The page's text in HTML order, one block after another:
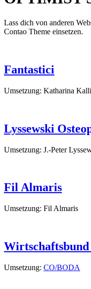
Lass dich von anderen
Contao Theme einsetzen.
Fantastici
Umsetzung: Katharina
Lyssewski
Umsetzung: J.-Peter
Fil Almaris
Umsetzung: Fil Almaris
Umsetzung: CO/BODA